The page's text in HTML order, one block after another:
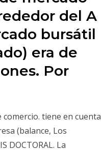
del A
bursátil
era de
Por
tiene en cuenta
(balance, Los
DOCTORAL. La